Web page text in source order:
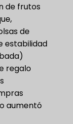
de frutos
de
estabilidad
regalo
aumentó